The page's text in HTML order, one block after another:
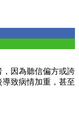
因為聽信偏方或誇
致病情加重，甚至